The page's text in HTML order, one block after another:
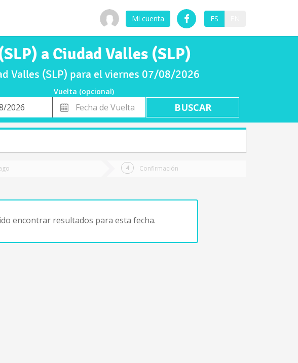
Mi cuenta ES
a Ciudad Valles (SLP)
Valles (SLP) para el viernes 07/08/2026
Vuelta (opcional)
Fecha
de
Vuelta
Confirmación
encontrar resultados para esta fecha.